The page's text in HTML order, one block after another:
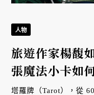
人物
旅遊作家楊馥
張魔法小卡如
塔羅牌（Tarot），從